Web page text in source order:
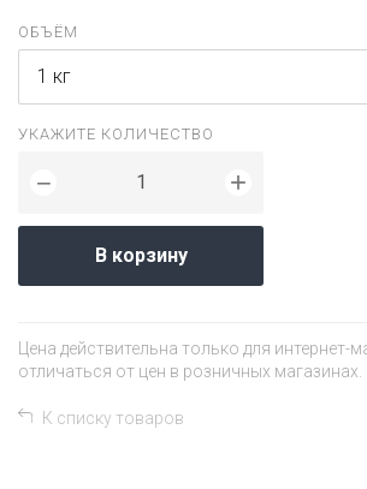
ОБЪЁМ
1 кг
УКАЖИТЕ КОЛИЧЕСТВО
− +
В корзину
Цена действительна только для интернет-
отличаться от цен в розничных магазинах.
К списку товаров